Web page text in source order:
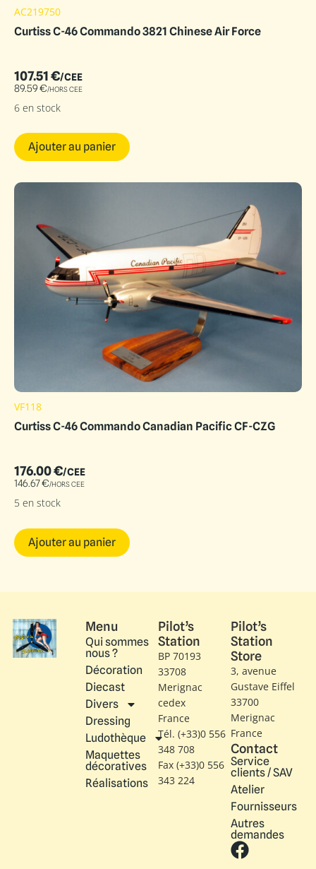
AC219750
Curtiss C-46 Commando 3821 Chinese Air Force
107.51€/CEE
89.59€/HORS CEE
6 en stock
Ajouter au panier
VF118
Curtiss C-46 Commando Canadian Pacific CF-CZG
176.00€/CEE
146.67€/HORS CEE
5 en stock
Ajouter au panier
Menu
Qui sommes
nous ?
Décoration
Diecast
Divers
Dressing
Ludothèque
Maquettes
décoratives
Réalisations
Pilot’s
Station
BP 70193
33708
Merignac
cedex
France
Tél. (+33)0 556
348 708
Fax (+33)0 556
343 224
Pilot’s
Station
Store
3, avenue
Gustave Eiffel​
33700
Merignac
France
Contact
Service
clients / SAV
Atelier
Fournisseurs
Autres
demandes